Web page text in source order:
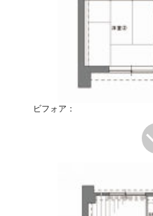
ビフォア：